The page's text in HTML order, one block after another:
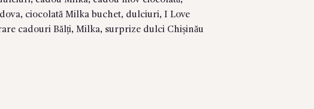
, ciocolată Milka buchet, dulciuri, I Love
cadouri Bălți, Milka, surprize dulci Chișinău